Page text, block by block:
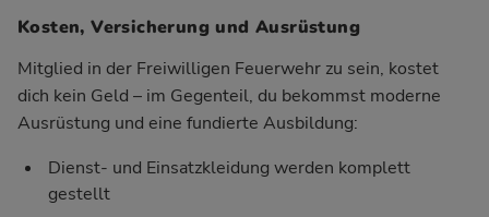
Kosten, Versicherung und Ausrüstung
Mitglied in der Freiwilligen Feuerwehr zu sein, kostet
dich kein Geld – im Gegenteil, du bekommst moderne
Ausrüstung und eine fundierte Ausbildung:
Dienst- und Einsatzkleidung werden komplett
gestellt